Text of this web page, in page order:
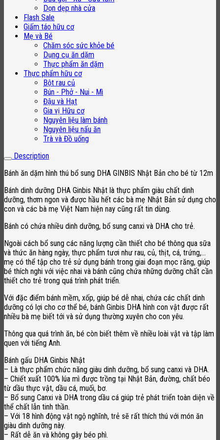
quantity
Dọn dẹp nhà cửa
Flash Sale
Giấm táo hữu cơ
Mẹ và Bé
Chăm sóc sức khỏe bé
Dụng cụ ăn dặm
Thực phẩm ăn dặm
Thực phẩm hữu cơ
Bột rau củ
Bún - Phở - Nui - Mì
Đậu và Hạt
Gia vị Hữu cơ
Nguyên liệu làm bánh
Nguyên liệu nấu ăn
Trà và Đồ uống
Description
Bánh ăn dặm hình thú bổ sung DHA GINBIS Nhật Bản cho bé từ 12m
Bánh dinh dưỡng DHA Ginbis Nhật là thực phẩm giàu chất dinh
dưỡng, thơm ngon và được hầu hết các bà mẹ Nhật Bản sử dụng cho
con và các bà mẹ Việt Nam hiện nay cũng rất tin dùng.
Bánh có chứa nhiều dinh dưỡng, bổ sung canxi và DHA cho trẻ.
Ngoài cách bổ sung các năng lượng cần thiết cho bé thông qua sữa
và thức ăn hàng ngày, thực phẩm tươi như rau, củ, thịt, cá, trứng,…
mẹ có thể tập cho trẻ sử dụng bánh trong giai đoạn mọc răng, giúp
bé thích nghi với việc nhai và bánh cũng chứa những dưỡng chất cần
thiết cho trẻ trong quá trình phát triển.
Với đặc điểm bánh mềm, xốp, giúp bé dễ nhai, chứa các chất dinh
dưỡng có lợi cho cơ thể bé, bánh Ginbis DHA hình con vật được rất
nhiều bà mẹ biết tới và sử dụng thường xuyên cho con yêu.
Thông qua quá trình ăn, bé còn biết thêm về nhiều loài vật và tập làm
quen với tiếng Anh.
Bánh gấu DHA Ginbis Nhật
– Là thực phẩm chức năng giàu dinh dưỡng, bổ sung canxi và DHA.
– Chiết xuất 100% lúa mì được trồng tại Nhật Bản, đường, chất béo
từ dầu thực vật, dầu cá, muối, bơ.
– Bổ sung Canxi và DHA trong dầu cá giúp trẻ phát triển toàn diện về
thể chất lẫn tinh thần.
– Với 18 hình động vật ngộ nghĩnh, trẻ sẽ rất thích thú với món ăn
giàu dinh dưỡng này.
– Rất dễ ăn và không gây béo phì.